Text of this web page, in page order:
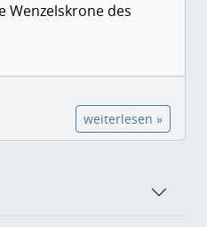
Wenzelskrone des
weiterlesen »